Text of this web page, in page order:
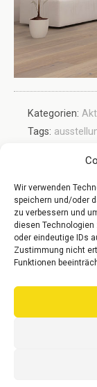
Wir verwenden
speichern und/oder
zu verbessern und
diesen
oder eindeutige IDs
Zustimmung nicht
Funktionen
Kategorien:
Tags:
Vorheriger
Messe-Rabatte